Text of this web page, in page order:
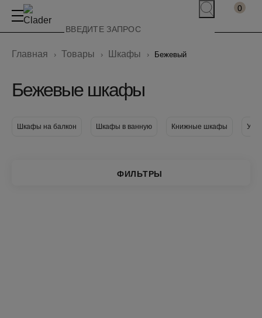
0
Главная Товары Шкафы Бежевый
Бежевые шкафы
Шкафы на балкон Шкафы в ванную Книжные шкафы
ФИЛЬТРЫ